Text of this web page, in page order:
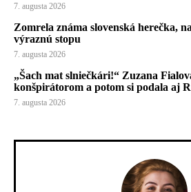
7. augusta 2026
Zomrela známa slovenská herečka,
výraznú stopu
7. augusta 2026
„Šach mat slniečkári!“ Zuzana
konšpirátorom a potom si podala aj
7. augusta 2026